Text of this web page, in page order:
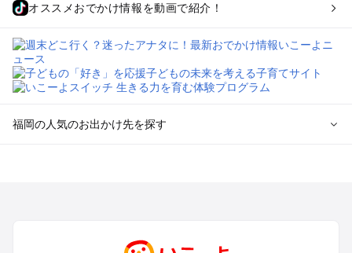
オススメおでかけ情報を動画で紹介！
福岡の人気のお出かけ先を探す